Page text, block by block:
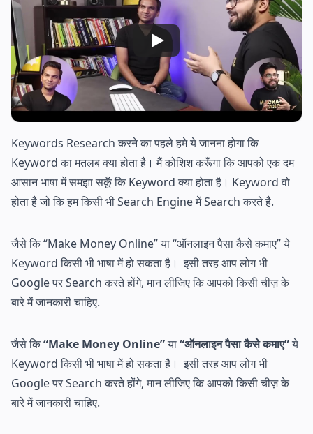
Keywords Research करने का पहले हमे ये जानना होगा कि
Keyword का मतलब क्या होता है। मैं कोशिश करूँगा कि आपको एक दम
आसान भाषा में समझा सकूँ कि Keyword क्या होता है। Keyword वो
होता है जो कि हम किसी भी Search Engine में Search करते है.
जैसे कि “Make Money Online” या “ऑनलाइन पैसा कैसे कमाए” ये
Keyword किसी भी भाषा में हो सकता है। इसी तरह आप लोग भी
Google पर Search करते होंगे, मान लीजिए कि आपको किसी चीज़ के
बारे में जानकारी चाहिए.
जैसे कि“Make Money Online”या“ऑनलाइन पैसा कैसे कमाए”ये
Keyword किसी भी भाषा में हो सकता है। इसी तरह आप लोग भी
Google पर Search करते होंगे, मान लीजिए कि आपको किसी चीज़ के
बारे में जानकारी चाहिए.